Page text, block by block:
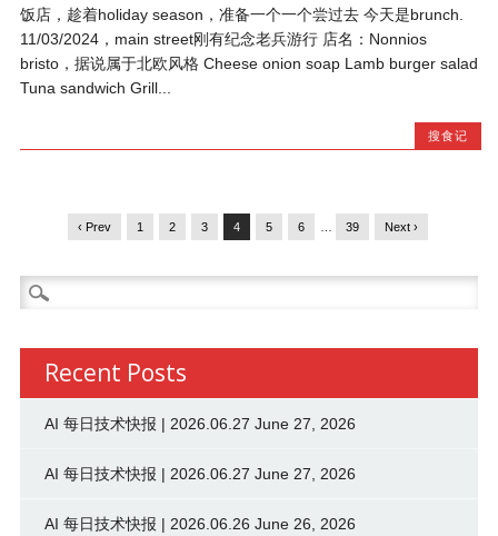
饭店，趁着holiday season，准备一个一个尝过去 今天是brunch.
11/03/2024，main street刚有纪念老兵游行 店名：Nonnios
bristo，据说属于北欧风格 Cheese onion soap Lamb burger salad
Tuna sandwich Grill...
搜食记
‹ Prev 1 2 3 4 5 6 39 Next ›
Search
for:
Recent Posts
AI 每日技术快报 | 2026.06.27 June 27, 2026
AI 每日技术快报 | 2026.06.27 June 27, 2026
AI 每日技术快报 | 2026.06.26 June 26, 2026